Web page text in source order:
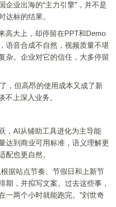
业出海的“主力引擎”，并不是
达标的结果。
大上，却停留在PPT和Demo
语音合成不自然，视频质量不堪
杂。企业对它的信任，大多停留
但高昂的使用成本又成了新
不上深入业务。
AI从辅助工具进化为主导能
达到商业可用标准，语义理解更
配也更自然。
据站点节奏、节假日和上新节
期，并拟写文案。过去这些事，
一两个小时就能跑完。”刘世奇